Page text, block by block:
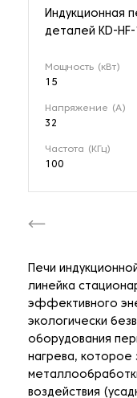
Индукционная
деталей KD-HF-
Мощность (кВт)
15
Напряжение (А)
32
Частота (КГц)
100
Печи
линейка
эффективного
экологически
оборудования
нагрева, которое
воздействия